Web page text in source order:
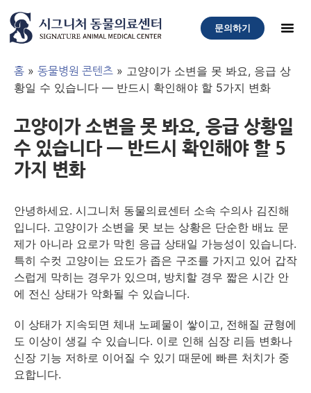
문의하기
홈 » 동물병원 콘텐츠 » 고양이가 소변을 못 봐요, 응급 상
황일 수 있습니다 — 반드시 확인해야 할 5가지 변화
고양이가 소변을 못 봐요, 응급 상황일
수 있습니다 — 반드시 확인해야 할 5
가지 변화
안녕하세요. 시그니처 동물의료센터 소속 수의사 김진해
입니다. 고양이가 소변을 못 보는 상황은 단순한 배뇨 문
제가 아니라 요로가 막힌 응급 상태일 가능성이 있습니다.
특히 수컷 고양이는 요도가 좁은 구조를 가지고 있어 갑작
스럽게 막히는 경우가 있으며, 방치할 경우 짧은 시간 안
에 전신 상태가 악화될 수 있습니다.
이 상태가 지속되면 체내 노폐물이 쌓이고, 전해질 균형에
도 이상이 생길 수 있습니다. 이로 인해 심장 리듬 변화나
신장 기능 저하로 이어질 수 있기 때문에 빠른 처치가 중
요합니다.